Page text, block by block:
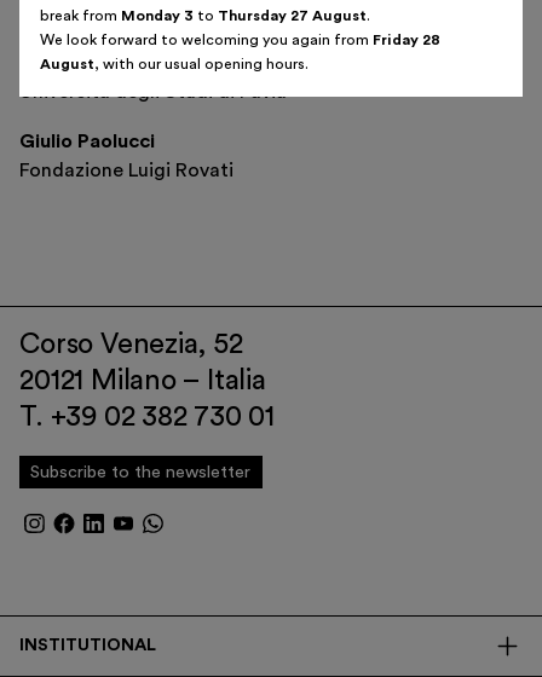
Fondazione Luigi Rovati.
Maurizio Harari
Università degli Studi di Pavia
Giulio Paolucci
Fondazione Luigi Rovati
Corso Venezia, 52
20121 Milano – Italia
T. +39 02 382 730 01
Subscribe to the newsletter
INSTITUTIONAL
break from Monday 3 to Thursday 27 August.
We look forward to welcoming you again from Friday 28
August, with our usual opening hours.